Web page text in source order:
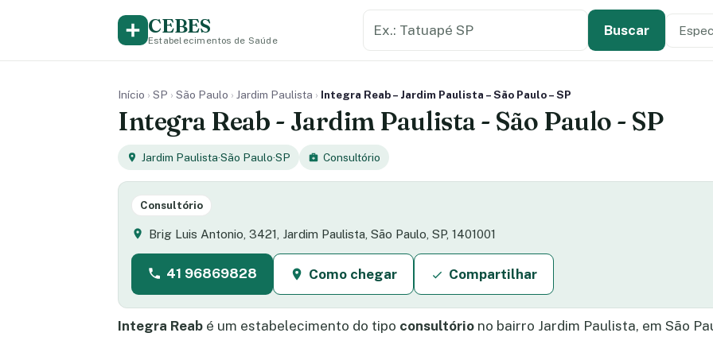
CEBES
Estabelecimentos de Saúde
Buscar Tipo
Início › SP › São Paulo › Jardim Paulista › Integra Reab – Jardim Paulista – São Paulo – SP
Integra Reab - Jardim Paulista - São Paulo - SP
Jardim Paulista·São Paulo·SP Consultório
Consultório
Brig Luis Antonio, 3421, Jardim Paulista, São Paulo, SP, 1401001
41 96869828 Como chegar Compartilhar
Integra Reab é um estabelecimento do tipo consultório no bairro Jardim Paulista, em São